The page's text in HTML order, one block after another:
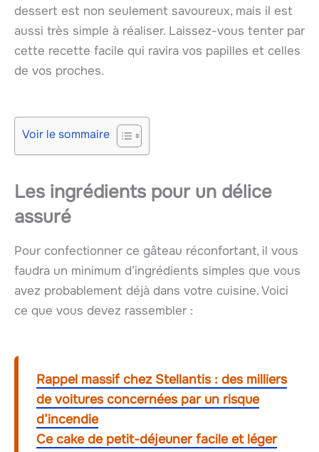
dessert est non seulement savoureux, mais il est
aussi très simple à réaliser. Laissez-vous tenter par
cette recette facile qui ravira vos papilles et celles
de vos proches.
Voir le sommaire
Les ingrédients pour un délice
assuré
Pour confectionner ce gâteau réconfortant, il vous
faudra un minimum d’ingrédients simples que vous
avez probablement déjà dans votre cuisine. Voici
ce que vous devez rassembler :
Rappel massif chez Stellantis : des milliers
de voitures concernées par un risque
d’incendie
Ce cake de petit-déjeuner facile et léger